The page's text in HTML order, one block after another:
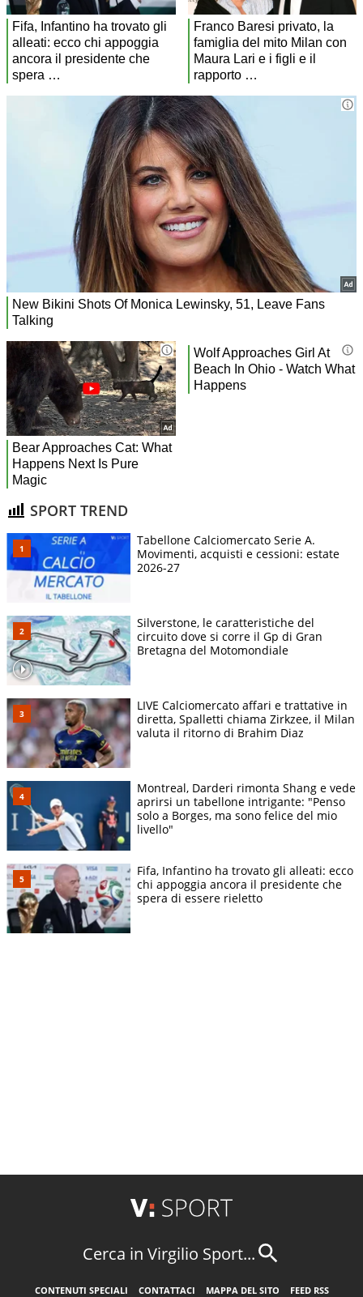
SPORT TREND
Tabellone Calciomercato Serie A.
Movimenti, acquisti e cessioni: estate
2026-27
Silverstone, le caratteristiche del
circuito dove si corre il Gp di Gran
Bretagna del Motomondiale
LIVE Calciomercato affari e trattative in
diretta, Spalletti chiama Zirkzee, il Milan
valuta il ritorno di Brahim Diaz
Montreal, Darderi rimonta Shang e vede
aprirsi un tabellone intrigante: "Penso
solo a Borges, ma sono felice del mio
livello"
Fifa, Infantino ha trovato gli alleati: ecco
chi appoggia ancora il presidente che
spera di essere rieletto
Cerca in Virgilio Sport...
CONTENUTI SPECIALI CONTATTACI MAPPA DEL SITO FEED RSS